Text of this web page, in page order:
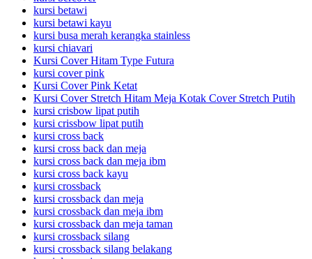
kursi betawi
kursi betawi kayu
kursi busa merah kerangka stainless
kursi chiavari
Kursi Cover Hitam Type Futura
kursi cover pink
Kursi Cover Pink Ketat
Kursi Cover Stretch Hitam Meja Kotak Cover Stretch Putih
kursi crisbow lipat putih
kursi crissbow lipat putih
kursi cross back
kursi cross back dan meja
kursi cross back dan meja ibm
kursi cross back kayu
kursi crossback
kursi crossback dan meja
kursi crossback dan meja ibm
kursi crossback dan meja taman
kursi crossback silang
kursi crossback silang belakang